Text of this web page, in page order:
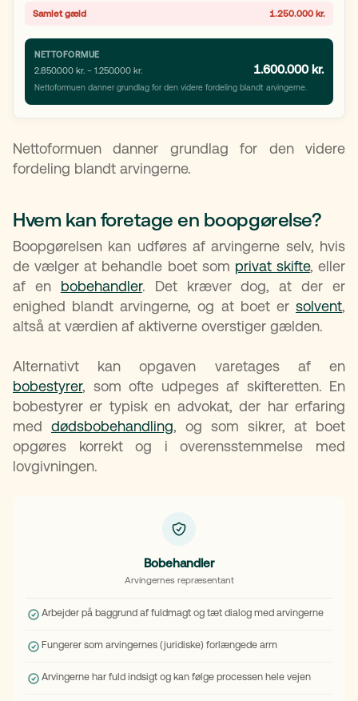
Samlet gæld 1.250.000 kr.
NETTOFORMUE
2.850.000 kr. − 1.250.000 kr. 1.600.000 kr.
Nettoformuen danner grundlag for den videre fordeling blandt arvingerne.
Nettoformuen danner grundlag for den videre
fordeling blandt arvingerne.
Hvem kan foretage en boopgørelse?
Boopgørelsen kan udføres af arvingerne selv, hvis
de vælger at behandle boet som privat skifte, eller
af en bobehandler. Det kræver dog, at der er
enighed blandt arvingerne, og at boet er solvent,
altså at værdien af aktiverne overstiger gælden.
Alternativt kan opgaven varetages af en
bobestyrer, som ofte udpeges af skifteretten. En
bobestyrer er typisk en advokat, der har erfaring
med dødsbobehandling, og som sikrer, at boet
opgøres korrekt og i overensstemmelse med
lovgivningen.
Bobehandler
Arvingernes repræsentant
Arbejder på baggrund af fuldmagt og tæt dialog med arvingerne
Fungerer som arvingernes (juridiske) forlængede arm
Arvingerne har fuld indsigt og kan følge processen hele vejen